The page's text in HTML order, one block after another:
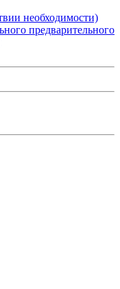
необходимости)
предварительного